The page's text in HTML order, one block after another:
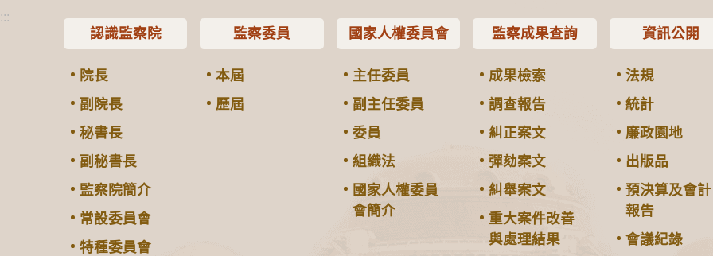
:::
認識監察院
院長
副院長
秘書長
副秘書長
監察院簡介
常設委員會
特種委員會
監察委員
本屆
歷屆
國家人權委員會
主任委員
副主任委員
委員
組織法
國家人權委員
會簡介
監察成果查詢
成果檢索
調查報告
糾正案文
彈劾案文
糾舉案文
重大案件改善
與處理結果
資訊公開
法規
統計
廉政園地
出版品
預決算及會計
報告
會議紀錄